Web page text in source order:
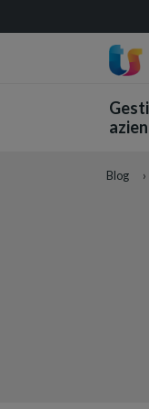
Blog ›